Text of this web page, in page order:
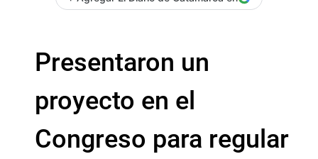
Presentaron un
proyecto en el
Congreso para regular